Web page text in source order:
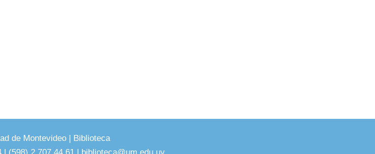
de Montevideo | Biblioteca